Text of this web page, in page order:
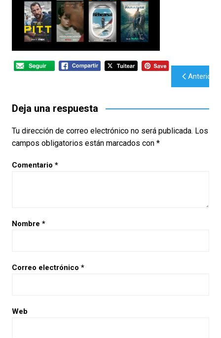
Navegación
entradas
Anterior
Deja una respuesta
Tu dirección de correo electrónico no será publicada. Los
campos obligatorios están marcados con *
Comentario *
Nombre *
Correo electrónico *
Web